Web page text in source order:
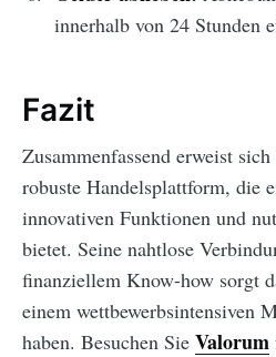
innerhalb von 24 Stunden
Fazit
Zusammenfassend erweist sich
robuste Handelsplattform, die
innovativen Funktionen und
bietet. Seine nahtlose
finanziellem Know-how sorgt
einem wettbewerbsintensiven
haben. Besuchen Sie Valorum